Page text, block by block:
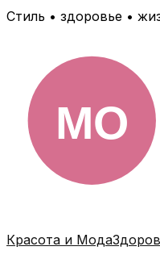
Перейти
содержимому
Стиль • здоровье •
Красота и Мода